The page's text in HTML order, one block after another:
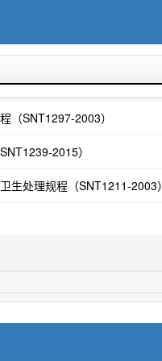
（SNT1297-2003）
2015）
生处理规程（SNT1211-2003）